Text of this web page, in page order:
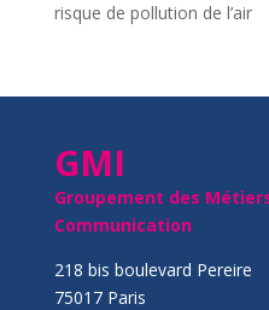
risque de pollution de l’air
GMI
Groupement des
Communication
218 bis boulevard Pereire
75017 Paris